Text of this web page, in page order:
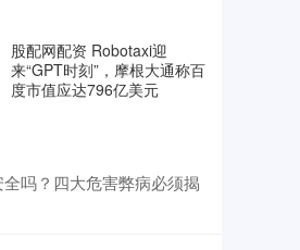
股配网配资 Robotaxi迎
来“GPT时刻”，摩根大通称百
度市值应达796亿美元
吗？四大危害弊病必须揭